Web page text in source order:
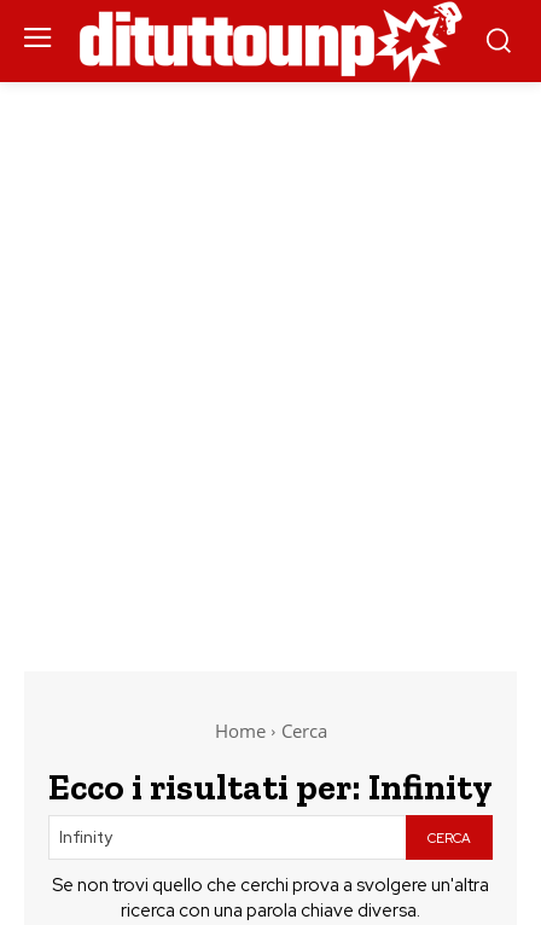
Home Cerca
Ecco i risultati per: Infinity
CERCA
Se non trovi quello che cerchi prova a svolgere un'altra
ricerca con una parola chiave diversa.